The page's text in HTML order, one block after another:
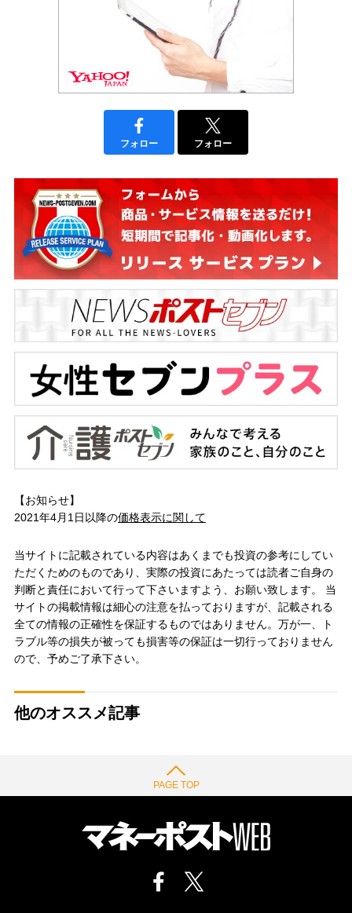
フォロー フォロー
【お知らせ】
2021年4月1日以降の価格表示に関して
当サイトに記載されている内容はあくまでも投資の参考にしてい
ただくためのものであり、実際の投資にあたっては読者ご自身の
判断と責任において行って下さいますよう、お願い致します。 当
サイトの掲載情報は細心の注意を払っておりますが、記載される
全ての情報の正確性を保証するものではありません。万が一、ト
ラブル等の損失が被っても損害等の保証は一切行っておりません
ので、予めご了承下さい。
他のオススメ記事
PAGE TOP